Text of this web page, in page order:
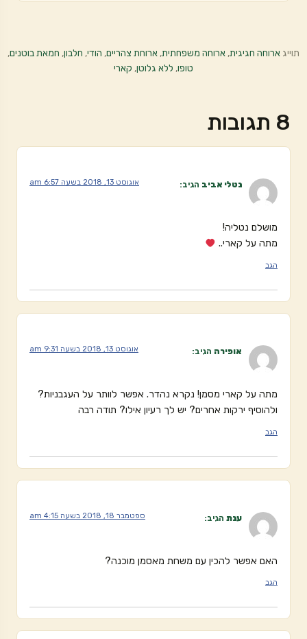
תוייג ארוחה חגיגית, ארוחה משפחתית, ארוחת צהריים, הודי, חלבון, חמאת בוטנים,
טופו, ללא גלוטן, קארי
8 תגובות
נטלי אביב הגיב: אוגוסט 13, 2018 בשעה 6:57 am
מושלם נטליה!
מתה על קארי..
הגב
אופירה הגיב: אוגוסט 13, 2018 בשעה 9:31 am
מתה על קארי מסמן! נקרא נהדר. אפשר לוותר על העגבניות?
ולהוסיף ירקות אחרים? יש לך רעיון אילו? תודה רבה
הגב
ענת הגיב: ספטמבר 18, 2018 בשעה 4:15 am
האם אפשר להכין עם משחת מאסמן מוכנה?
הגב